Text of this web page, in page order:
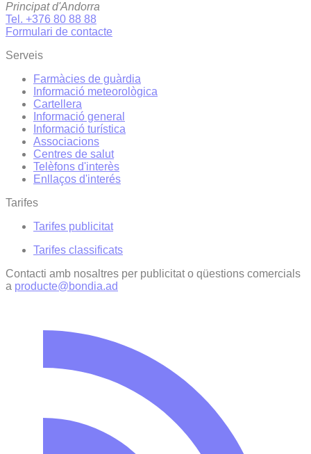
Principat d'Andorra
Tel. +376 80 88 88
Formulari de contacte
Serveis
Farmàcies de guàrdia
Informació meteorològica
Cartellera
Informació general
Informació turística
Associacions
Centres de salut
Telèfons d'interès
Enllaços d'interés
Tarifes
Tarifes publicitat
Tarifes classificats
Contacti amb nosaltres per publicitat o qüestions comercials
a producte@bondia.ad